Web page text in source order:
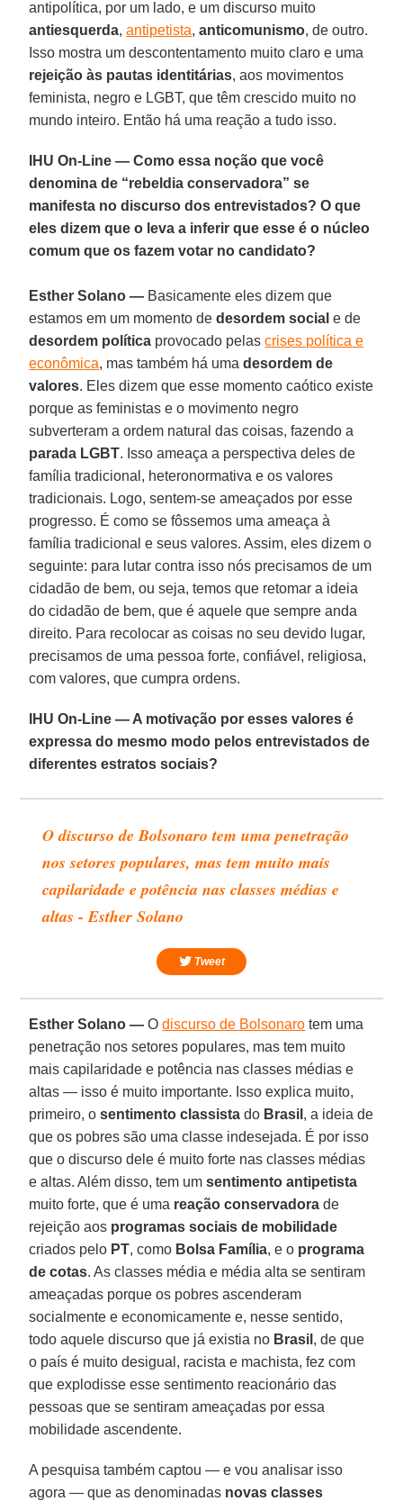
antipolítica, por um lado, e um discurso muito
antiesquerda,antipetista,anticomunismo, de outro.
Isso mostra um descontentamento muito claro e uma
rejeição às pautas identitárias, aos movimentos
feminista, negro e LGBT, que têm crescido muito no
mundo inteiro. Então há uma reação a tudo isso.
IHU On-Line — Como essa noção que você
denomina de “rebeldia conservadora” se
manifesta no discurso dos entrevistados? O que
eles dizem que o leva a inferir que esse é o núcleo
comum que os fazem votar no candidato?
Esther Solano — Basicamente eles dizem que
estamos em um momento dedesordem social e de
desordem política provocado pelascrises política e
econômica, mas também há umadesordem de
valores. Eles dizem que esse momento caótico existe
porque as feministas e o movimento negro
subverteram a ordem natural das coisas, fazendo a
parada LGBT. Isso ameaça a perspectiva deles de
família tradicional, heteronormativa e os valores
tradicionais. Logo, sentem-se ameaçados por esse
progresso. É como se fôssemos uma ameaça à
família tradicional e seus valores. Assim, eles dizem o
seguinte: para lutar contra isso nós precisamos de um
cidadão de bem, ou seja, temos que retomar a ideia
do cidadão de bem, que é aquele que sempre anda
direito. Para recolocar as coisas no seu devido lugar,
precisamos de uma pessoa forte, confiável, religiosa,
com valores, que cumpra ordens.
IHU On-Line — A motivação por esses valores é
expressa do mesmo modo pelos entrevistados de
diferentes estratos sociais?
O discurso de Bolsonaro tem uma penetração
nos setores populares, mas tem muito mais
capilaridade e potência nas classes médias e
altas - Esther Solano
Tweet
Esther Solano — Odiscurso de Bolsonaro tem uma
penetração nos setores populares, mas tem muito
mais capilaridade e potência nas classes médias e
altas — isso é muito importante. Isso explica muito,
primeiro, o sentimento classista do Brasil , a ideia de
que os pobres são uma classe indesejada. É por isso
que o discurso dele é muito forte nas classes médias
e altas. Além disso, tem umsentimento antipetista
muito forte, que é uma reação conservadora de
rejeição aos programas sociais de mobilidade
criados pelo PT, como Bolsa Família, e o programa
de cotas. As classes média e média alta se sentiram
ameaçadas porque os pobres ascenderam
socialmente e economicamente e, nesse sentido,
todo aquele discurso que já existia no Brasil , de que
o país é muito desigual, racista e machista, fez com
que explodisse esse sentimento reacionário das
pessoas que se sentiram ameaçadas por essa
mobilidade ascendente.
A pesquisa também captou — e vou analisar isso
agora — que as denominadas novas classes